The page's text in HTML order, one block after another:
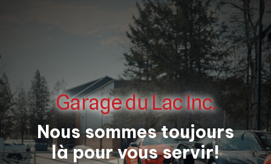
Garage du Lac Inc.
Nous sommes toujours
là pour vous servir!